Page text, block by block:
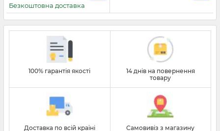
Безкоштовна доставка
100% гарантія якості
14 днів на повернення
товару
Доставка по всій країні Самовивіз з магазину